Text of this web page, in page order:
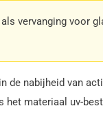
vervanging voor
de nabijheid van
het materiaal uv-